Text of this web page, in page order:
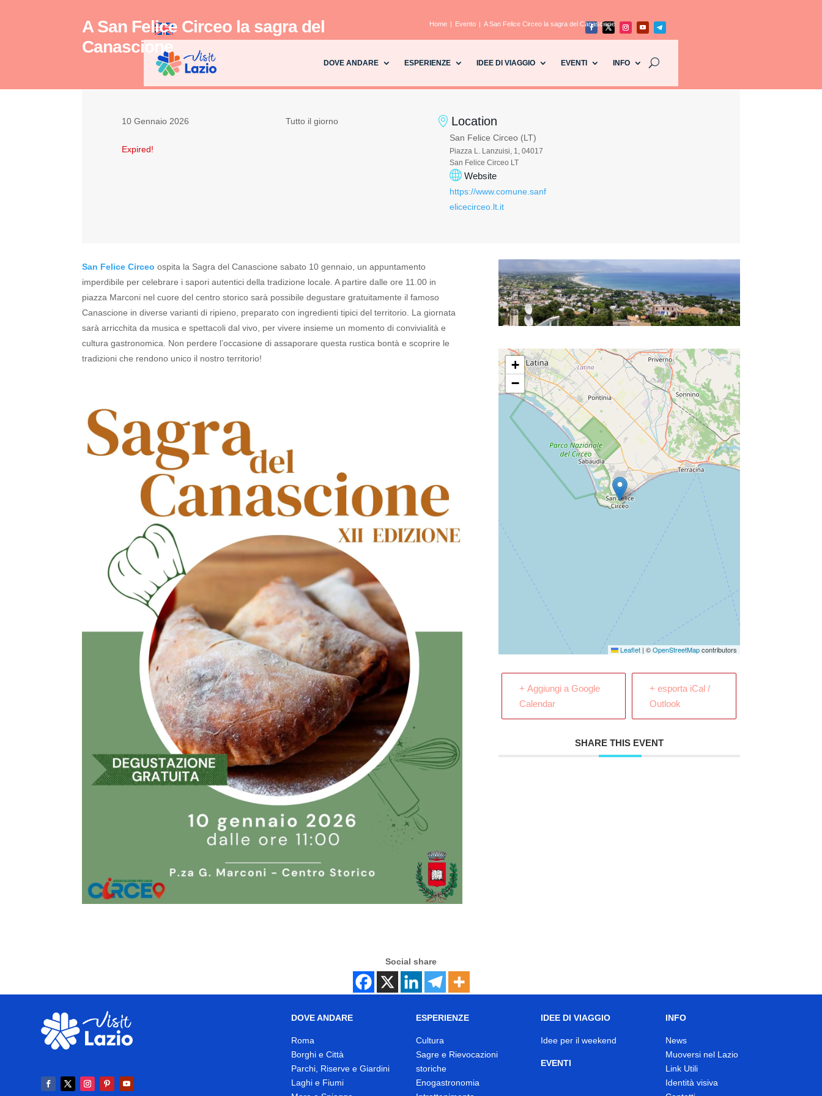
DOVE ANDARE ESPERIENZE IDEE DI VIAGGIO EVENTI INFO
A San Felice Circeo la sagra del
Canascione
Home Evento A San Felice Circeo la sagra del Canascione
10 Gennaio 2026
Expired!
Tutto il giorno Location
San Felice Circeo (LT)
Piazza L. Lanzuisi, 1, 04017
San Felice Circeo LT
Website
https://www.comune.sanf
elicecirceo.lt.it
San Felice Circeo ospita la Sagra del Canascione sabato 10 gennaio, un appuntamento
imperdibile per celebrare i sapori autentici della tradizione locale. A partire dalle ore 11.00 in
piazza Marconi nel cuore del centro storico sarà possibile degustare gratuitamente il famoso
Canascione in diverse varianti di ripieno, preparato con ingredienti tipici del territorio. La giornata
sarà arricchita da musica e spettacoli dal vivo, per vivere insieme un momento di convivialità e
cultura gastronomica. Non perdere l’occasione di assaporare questa rustica bontà e scoprire le
tradizioni che rendono unico il nostro territorio!
+
−
Leaflet | ©OpenStreetMapcontributors
+ Aggiungi a Google
Calendar
+ esporta iCal /
Outlook
SHARE THIS EVENT
Social share
DOVE ANDARE
Roma
Borghi e Città
Parchi, Riserve e Giardini
Laghi e Fiumi
ESPERIENZE
Cultura
Sagre e Rievocazioni
storiche
Enogastronomia
IDEE DI VIAGGIO
Idee per il weekend
EVENTI
INFO
News
Muoversi nel Lazio
Link Utili
Identità visiva